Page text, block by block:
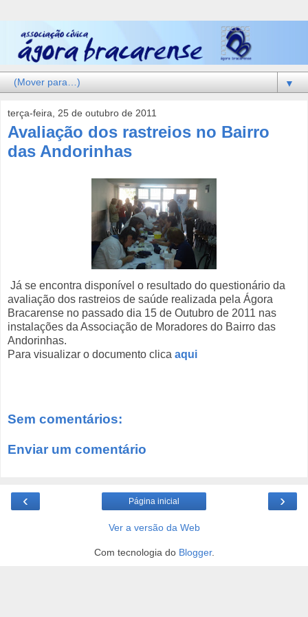
▼
terça-feira, 25 de outubro de 2011
Avaliação dos rastreios no Bairro
das Andorinhas
Já se encontra disponível o resultado do questionário da
avaliação dos rastreios de saúde realizada pela Ágora
Bracarense no passado dia 15 de Outubro de 2011 nas
instalações da Associação de Moradores do Bairro das
Andorinhas.
Para visualizar o documento clica aqui
Sem comentários:
Enviar um comentário
‹ ›
Página inicial
Ver a versão da Web
Com tecnologia do Blogger.